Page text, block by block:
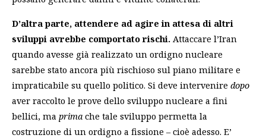
D’altra parte, attendere ad agire in attesa di altri
sviluppi avrebbe comportato rischi. Attaccare l’Iran
quando avesse già realizzato un ordigno nucleare
sarebbe stato ancora più rischioso sul piano militare e
impraticabile su quello politico. Si deve intervenire dopo
aver raccolto le prove dello sviluppo nucleare a fini
bellici, ma prima che tale sviluppo permetta la
costruzione di un ordigno a fissione – cioè adesso. E’